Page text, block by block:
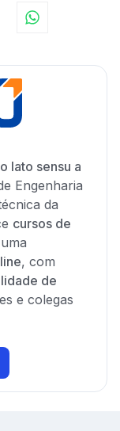
lato sensu a
Engenharia
da
cursos de
, com
de
e colegas